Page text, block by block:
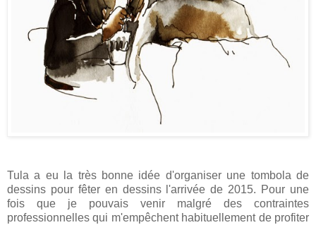
Tula a eu la très bonne idée d'organiser une tombola de
dessins pour fêter en dessins l'arrivée de 2015. Pour une
fois que je pouvais venir malgré des contraintes
professionnelles qui m'empêchent habituellement de profiter